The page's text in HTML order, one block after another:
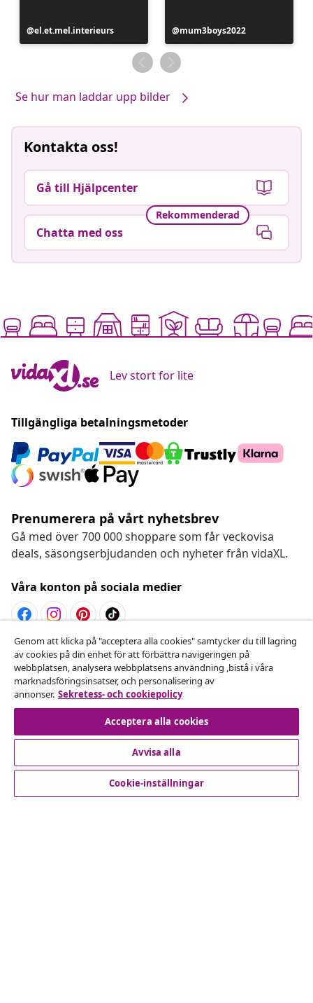
Inlägg
publicerat
el.et.mel.interieurs
Inlägg
publicerat
av
mum3boys2022
Se hur man laddar upp bilder
Kontakta oss!
Gå till Hjälpcenter
Rekommenderad
Chatta med oss
Lev stort for lite
Tillgängliga betalningsmetoder
Prenumerera på vårt nyhetsbrev
Gå med över 700 000 shoppare som får veckovisa
deals, säsongserbjudanden och nyheter från vidaXL.
Våra konton på sociala medier
Avbryta avtalet
Skicka in en begäran om uttag för din beställning.
Avbryta avtalet
Kundservice
Genom att klicka på "acceptera alla cookies" samtycker du till lagring
av cookies på din enhet för att förbättra navigeringen på
webbplatsen, analysera webbplatsens användning ,bistå i våra
marknadsföringsinsatser, och personalisering av
annonser. Sekretess- och cookiepolicy
Acceptera alla cookies
Avvisa alla
Cookie-inställningar